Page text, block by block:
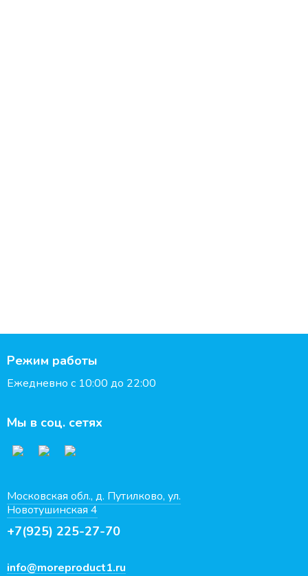
Режим работы
Ежедневно с 10:00 до 22:00
Мы в соц. сетях
Московская обл., д. Путилково, ул.
Новотушинская 4
+7(925) 225-27-70
info@moreproduct1.ru